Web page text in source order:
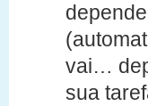
vai…
sua